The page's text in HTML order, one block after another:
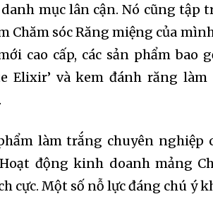
of
and be part
your email address on our website or
information is safe with us.
mục lân cận. Nó cũng tập
Chăm sóc Răng miệng của
cao cấp, các sản phẩm bao
Elixir’ và kem đánh răng
làm trắng chuyên nghiệp
động kinh doanh mảng
cực. Một số nỗ lực đáng chú ý